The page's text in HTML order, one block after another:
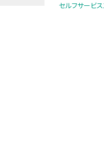
セルフサービ